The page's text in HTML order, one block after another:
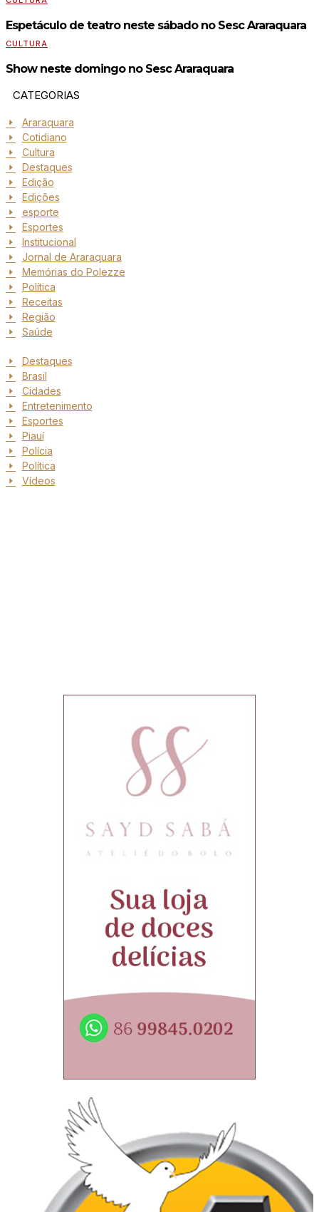
Espetáculo de teatro neste sábado no Sesc Araraquara
CULTURA
Show neste domingo no Sesc Araraquara
CATEGORIAS
Araraquara
Cotidiano
Cultura
Destaques
Edição
Edições
esporte
Esportes
Institucional
Jornal de Araraquara
Memórias do Polezze
Política
Receitas
Região
Saúde
Destaques
Brasil
Cidades
Entretenimento
Esportes
Piauí
Polícia
Política
Vídeos